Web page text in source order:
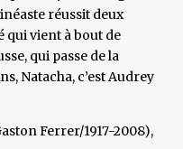
réussit deux
qui vient à bout de
qui passe de la
Natacha, c’est Audrey
Ferrer/1917-2008),